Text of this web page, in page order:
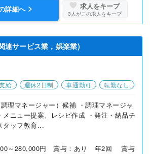
詳細へ 求人をキープ
3 人がこの求人をキープ
連サービス業，娯楽業)
給 週休2日制 車通勤可 転勤なし
調理マネージャー）候補 ・調理マネージャ
メニュー提案、レシピ作成 ・発注・納品チ
タッフ教育...
～280,000円 賞与：あり 年2回 賞与